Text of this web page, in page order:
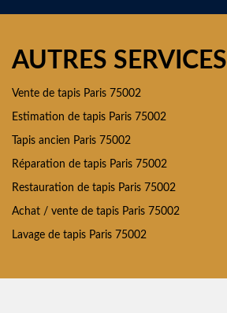
AUTRES SERVICES
Vente de tapis Paris 75002
Estimation de tapis Paris 75002
Tapis ancien Paris 75002
Réparation de tapis Paris 75002
Restauration de tapis Paris 75002
Achat / vente de tapis Paris 75002
Lavage de tapis Paris 75002